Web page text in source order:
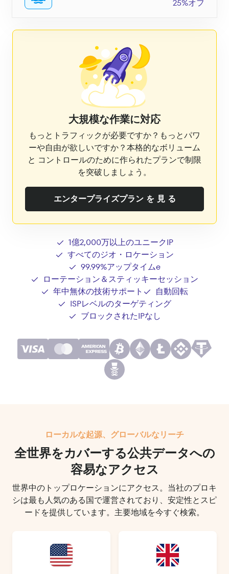
25%オフ
大規模な作業に対応
もっとトラフィックが必要ですか？もっとパワ
ーや自由が欲しいですか？本格的なボリューム
と コントロールのために作られたプランで制限
を突破しましょう。
エンタープライズプラン を 見 る
1億2,000万以上のユニークIP
すべてのジオ・ロケーション
99.99%アップタイムe
ローテーション＆スティッキーセッション
年中無休の技術サポート
自動回転
ISPレベルのターゲティング
ブロックされたIPなし
ローカルな起源、グローバルなリーチ
全世界をカバーする公共データへの
容易なアクセス
世界中のトップロケーションにアクセス。当社のプロキ
シは最も人気のある国で運営されており、安定性とスピ
ードを提供しています。主要地域を今すぐ検索。